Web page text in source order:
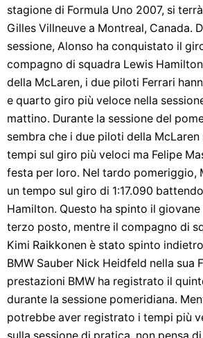
stagione di Formula Uno 2007, si
Gilles Villneuve a Montreal, Canada.
sessione, Alonso ha conquistato il
compagno di squadra Lewis
della McLaren, i due piloti Ferrari
e quarto giro più veloce nella
mattino. Durante la sessione del
sembra che i due piloti della
tempi sul giro più veloci ma Felipe
festa per loro. Nel tardo pomeriggio,
un tempo sul giro di 1:17.090
Hamilton. Questo ha spinto il
terzo posto, mentre il compagno di
Kimi Raikkonen è stato spinto
BMW Sauber Nick Heidfeld nella sua
prestazioni BMW ha registrato il
durante la sessione pomeridiana.
potrebbe aver registrato i tempi più